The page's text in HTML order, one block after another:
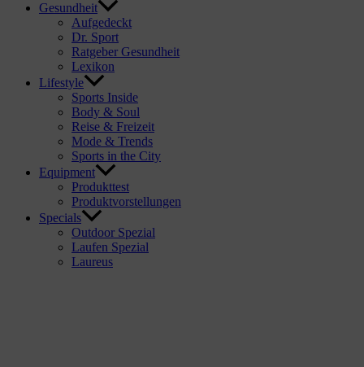
Gesundheit
Aufgedeckt
Dr. Sport
Ratgeber Gesundheit
Lexikon
Lifestyle
Sports Inside
Body & Soul
Reise & Freizeit
Mode & Trends
Sports in the City
Equipment
Produkttest
Produktvorstellungen
Specials
Outdoor Spezial
Laufen Spezial
Laureus